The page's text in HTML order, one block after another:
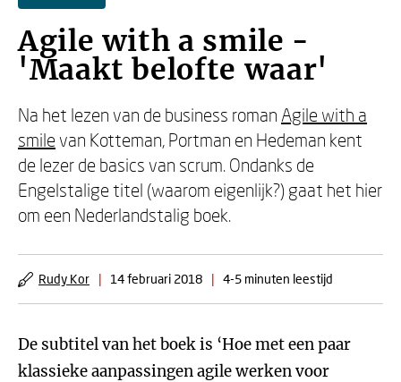
Agile with a smile -
'Maakt belofte waar'
Na het lezen van de business roman Agile with a
smile van Kotteman, Portman en Hedeman kent
de lezer de basics van scrum. Ondanks de
Engelstalige titel (waarom eigenlijk?) gaat het hier
om een Nederlandstalig boek.
Rudy Kor | 14 februari 2018 | 4-5 minuten leestijd
De subtitel van het boek is ‘Hoe met een paar
klassieke aanpassingen agile werken voor